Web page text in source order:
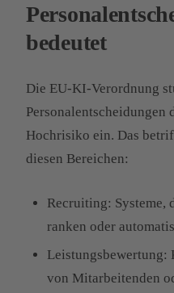
bedeutet
Die EU-KI-Verordnung
Personalentscheidungen
Hochrisiko ein. Das
diesen Bereichen:
Recruiting: Systeme,
ranken oder
Leistungsbewertung:
von Mitarbeitenden